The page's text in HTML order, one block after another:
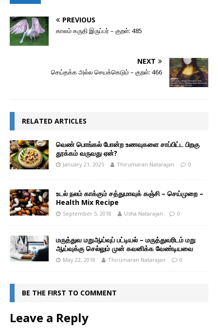
PREVIOUS
காலம் கருதி இருப்பர் – குறள்: 485
NEXT
செய்தக்க அல்ல செயக்கெடும் – குறள்: 466
RELATED ARTICLES
வெண் பொங்கல் போன்ற உணவுகளை சாப்பிட்ட பிறகு
தூக்கம் வருவது ஏன்?
January 21, 2025 Thirumaran Natarajan 0
உடல் நலம் காக்கும் சத்துமாவுக் கஞ்சி – செய்முறை –
Health Mix Recipe
September 5, 2018 Usha Natarajan 0
மருத்துவ மறுஆய்வுப் பட்டியல் – மருத்துவரிடம் மறு
ஆய்வுக்கு செல்லும் முன் கவனிக்க வேண்டியவை
May 22, 2018 Thirumaran Natarajan 0
BE THE FIRST TO COMMENT
Leave a Reply